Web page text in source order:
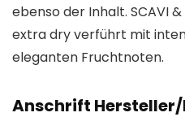
ebenso der Inhalt. SCAVI
extra dry verführt mit
eleganten Fruchtnoten.
Anschrift